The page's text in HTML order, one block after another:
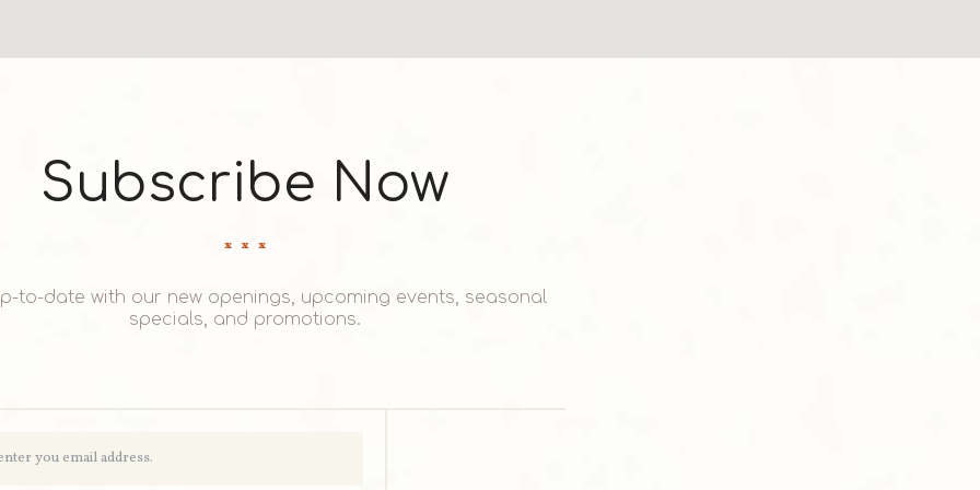
Subscribe Now
to-date with our new openings, upcoming events, seasonal
specials, and promotions.